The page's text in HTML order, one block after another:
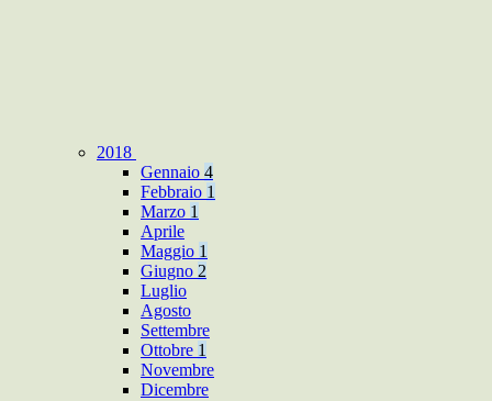
2018
Gennaio 4
Febbraio 1
Marzo 1
Aprile
Maggio 1
Giugno 2
Luglio
Agosto
Settembre
Ottobre 1
Novembre
Dicembre